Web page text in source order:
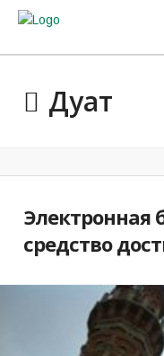
Дуат
Электронная
средство